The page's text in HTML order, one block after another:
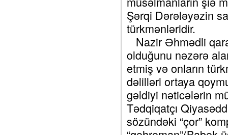
Şərqi Dərələyəzin
türkmənləridir.
Nazir Əhmədli
olduğunu nəzərə
etmiş və onların
dəlilləri ortaya
gəldiyi nəticələrin
Tədqiqatçı
sözündəki “çor”